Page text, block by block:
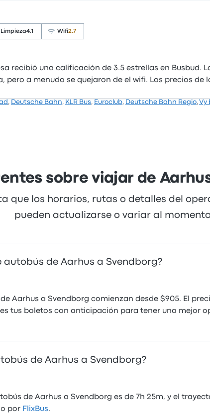
Limpieza4.1 Wifi2.7
recibió una calificación de 3.5 estrellas en Busbud.
pero a menudo se quejaron de el wifi. Los precios de
, Deutsche Bahn, KLR Bus, Euroclub, Deutsche Bahn Regio,Vy
sobre viajar de
que los horarios, rutas o detalles del
pueden actualizarse o variar al
de Aarhus a Svendborg?
Aarhus a Svendborg comienzan desde $905. El
tus boletos con anticipación para tener una mejor
de Aarhus a Svendborg?
de Aarhus a Svendborg es de 7h 25m, y el
por FlixBus.